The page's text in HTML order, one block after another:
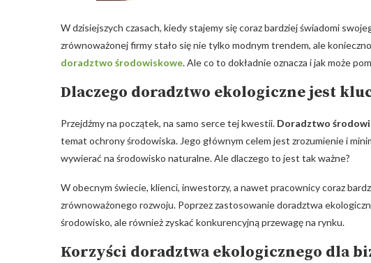
W dzisiejszych czasach, kiedy stajemy się coraz bardziej świadomi
zrównoważonej firmy stało się nie tylko modnym trendem, ale
doradztwo środowiskowe. Ale co to dokładnie oznacza i jak może
Dlaczego doradztwo ekologiczne jest
Przejdźmy na początek, na samo serce tej kwestii. Doradztwo
temat ochrony środowiska. Jego głównym celem jest zrozumienie i
wywierać na środowisko naturalne. Ale dlaczego to jest tak ważne?
W obecnym świecie, klienci, inwestorzy, a nawet pracownicy coraz
zrównoważonego rozwoju. Poprzez zastosowanie doradztwa
środowisko, ale również zyskać konkurencyjną przewagę na rynku.
Korzyści doradztwa ekologicznego dla